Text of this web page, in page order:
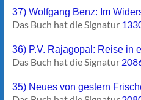
37) Wolfgang Benz: Im
Das Buch hat die Signatur
36) P.V. Rajagopal: Reise in
Das Buch hat die Signatur
35) Neues von gestern